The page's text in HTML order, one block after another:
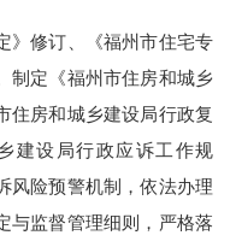
》修订、《福州市住宅专
制定《福州市住房和城乡
住房和城乡建设局行政复
建设局行政应诉工作规
风险预警机制，依法办理
与监督管理细则，严格落